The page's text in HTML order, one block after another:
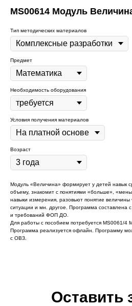
MS00614 Модуль
Тип методических материалов
Предмет
Необходимость оборудования
Условия получения материалов
Возраст
Модуль «Величина» формирует у детей навык
объему, знакомит с понятиями «больше»,
навыки измерения, разовьют понятие величины
ситуации и мн. другое. Программа составлена
и требований ФОП ДО.
Для работы с пособием потребуется MS0061/4
Программа реализуется офлайн. Программу
с ОВЗ.
Оставить